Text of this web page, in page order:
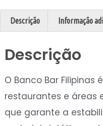
Descrição Informação
Descrição
O Banco Bar
restaurantes e áreas
que garante a